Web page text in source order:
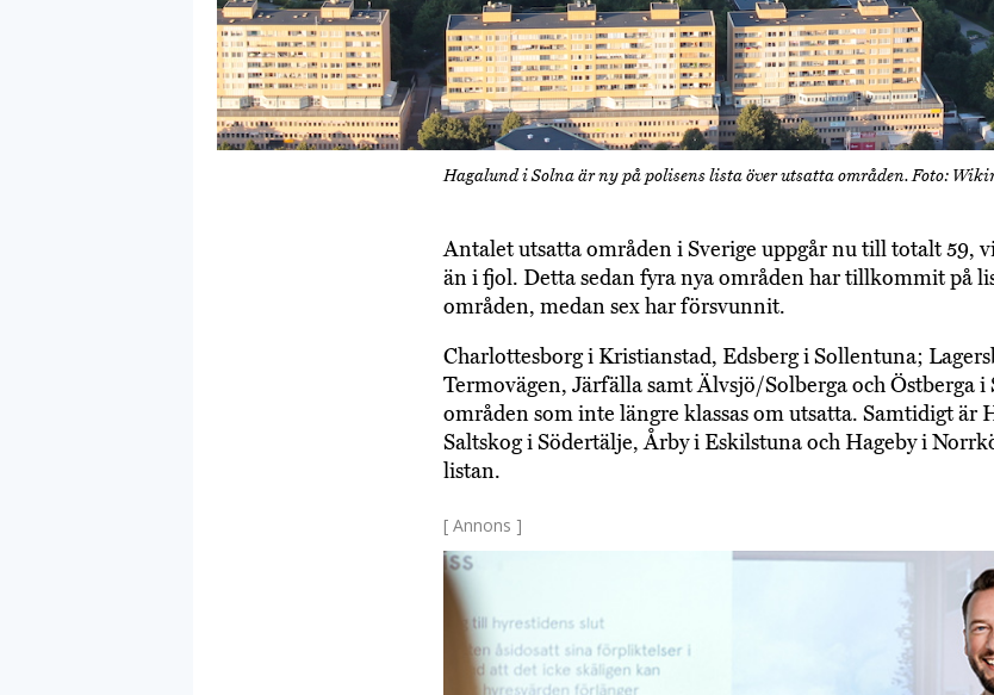
Hagalund i Solna är ny på polisens lista över utsatta områden. Foto:
Antalet utsatta områden i Sverige uppgår nu till totalt 59,
än i fjol. Detta sedan fyra nya områden har tillkommit på
områden, medan sex har försvunnit.
Charlottesborg i Kristianstad, Edsberg i Sollentuna;
Termovägen, Järfälla samt Älvsjö/Solberga och Östberga i
områden som inte längre klassas om utsatta. Samtidigt är
Saltskog i Södertälje, Årby i Eskilstuna och Hageby i
listan.
[ Annons ]